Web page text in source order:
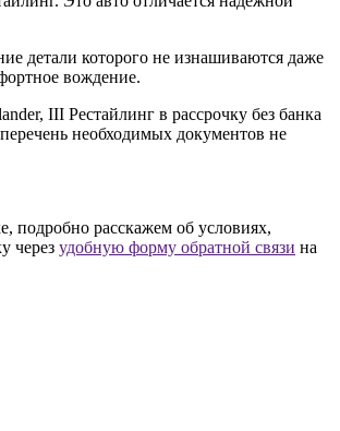
детали которого не изнашиваются даже
вождение.
III Рестайлинг в рассрочку без банка
необходимых документов не
подробно расскажем об условиях,
через удобную форму обратной связи на